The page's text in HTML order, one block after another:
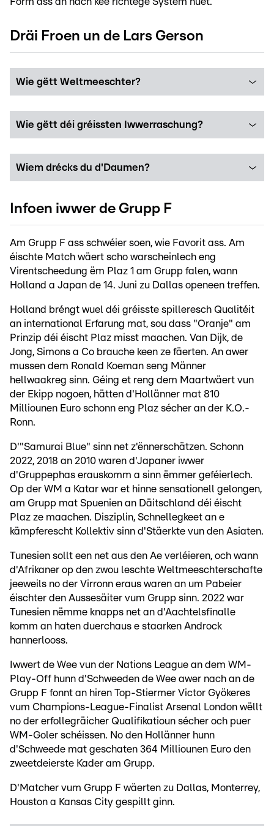
Dräi Froen un de Lars Gerson
Wie gëtt Weltmeeschter?
Wie gëtt déi gréissten Iwwerraschung?
Wiem drécks du d'Daumen?
Infoen iwwer de Grupp F
Am Grupp F ass schwéier soen, wie Favorit ass. Am
éischte Match wäert scho warscheinlech eng
Virentscheedung ëm Plaz 1 am Grupp falen, wann
Holland a Japan de 14. Juni zu Dallas openeen treffen.
Holland bréngt wuel déi gréisste spilleresch Qualitéit
an international Erfarung mat, sou dass "Oranje" am
Prinzip déi éischt Plaz misst maachen. Van Dijk, de
Jong, Simons a Co brauche keen ze fäerten. An awer
mussen dem Ronald Koeman seng Männer
hellwaakreg sinn. Géing et reng dem Maartwäert vun
der Ekipp nogoen, hätten d'Hollänner mat 810
Milliounen Euro schonn eng Plaz sécher an der K.O.-
Ronn.
D'"Samurai Blue" sinn net z'ënnerschätzen. Schonn
2022, 2018 an 2010 waren d'Japaner iwwer
d'Gruppephas erauskomm a sinn ëmmer geféierlech.
Op der WM a Katar war et hinne sensationell gelongen,
am Grupp mat Spuenien an Däitschland déi éischt
Plaz ze maachen. Disziplin, Schnellegkeet an e
kämpferescht Kollektiv sinn d'Stäerkte vun den Asiaten.
Tunesien sollt een net aus den Ae verléieren, och wann
d'Afrikaner op den zwou leschte Weltmeeschterschafte
jeeweils no der Virronn eraus waren an um Pabeier
éischter den Aussesäiter vum Grupp sinn. 2022 war
Tunesien nëmme knapps net an d'Aachtelsfinalle
komm an haten duerchaus e staarken Androck
hannerlooss.
Iwwert de Wee vun der Nations League an dem WM-
Play-Off hunn d'Schweeden de Wee awer nach an de
Grupp F fonnt an hiren Top-Stiermer Victor Gyökeres
vum Champions-League-Finalist Arsenal London wëllt
no der erfollegräicher Qualifikatioun sécher och puer
WM-Goler schéissen. No den Hollänner hunn
d'Schweede mat geschaten 364 Milliounen Euro den
zweetdeierste Kader am Grupp.
D'Matcher vum Grupp F wäerten zu Dallas, Monterrey,
Houston a Kansas City gespillt ginn.